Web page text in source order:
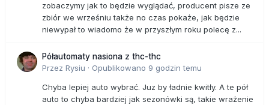
zobaczymy jak to będzie wyglądać, producent pisze ze
zbiór we wrześniu także no czas pokaże, jak będzie
niewypał to wiadomo że w przyszłym roku polecę z...
Półautomaty nasiona z thc-thc
Przez Rysiu · Opublikowano 9 godzin temu
Chyba lepiej auto wybrać. Juz by ładnie kwitły. A te pół
auto to chyba bardziej jak sezonówki są, takie wrażenie